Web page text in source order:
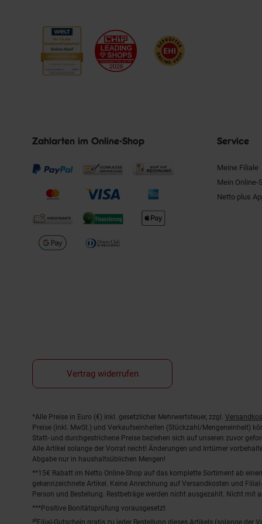
Zahlarten im Online-Shop Service
Meine Filiale
Mein Online-
Netto plus
Vertrag widerrufen
Fußnoten
*Alle Preise in Euro (€) inkl. gesetzlicher Mehrwertsteuer, zzgl.
Preise (inkl. MwSt.) und Verkaufseinheiten (Stückzahl/Mengeneinheit)
Statt- und durchgestrichene Preise beziehen sich auf unseren zuvor
Alle Artikel solange der Vorrat reicht! Änderungen und Irrtümer
Abgabe nur in haushaltsüblichen Mengen!
**15€ Rabatt im Netto Online-Shop auf das komplette Sortiment ab
gekennzeichnete Artikel. Keine Anrechnung auf Versandkosten und
Person und Bestellung. Restbeträge werden nicht ausgezahlt. Nicht mit
***Positive Bonitätsprüfung vorausgesetzt